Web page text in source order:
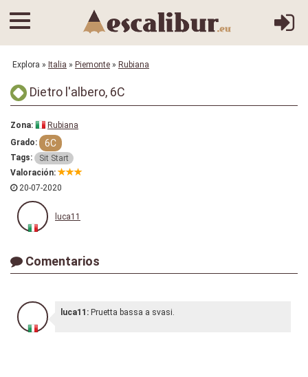
Explora » Italia » Piemonte » Rubiana
Dietro l'albero, 6C
Zona:
Rubiana
Grado:
6C
Tags:
Sit Start
Valoración:
20-07-2020
luca11
Comentarios
luca11: Pruetta bassa a svasi.